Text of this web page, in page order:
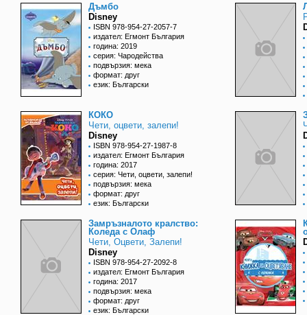
Дъмбо
Disney
ISBN 978-954-27-2057-7
издател: Егмонт България
година: 2019
серия: Чародейства
подвързия: мека
формат: друг
език: Български
КОКО
Чети, оцвети, залепи!
Disney
ISBN 978-954-27-1987-8
издател: Егмонт България
година: 2017
серия: Чети, оцвети, залепи!
подвързия: мека
формат: друг
език: Български
Замръзналото кралство:
Коледа с Олаф
Чети, Оцвети, Залепи!
Disney
ISBN 978-954-27-2092-8
издател: Егмонт България
година: 2017
подвързия: мека
формат: друг
език: Български